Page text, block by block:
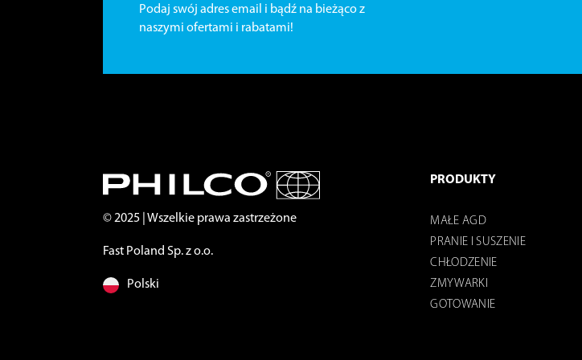
Podaj swój adres email i bądź na bieżąco z
naszymi ofertami i rabatami!
© 2025 | Wszelkie prawa zastrzeżone
Fast Poland Sp. z o.o.
Polski
PRODUKTY
MAŁE AGD
PRANIE I SUSZENIE
CHŁODZENIE
ZMYWARKI
GOTOWANIE